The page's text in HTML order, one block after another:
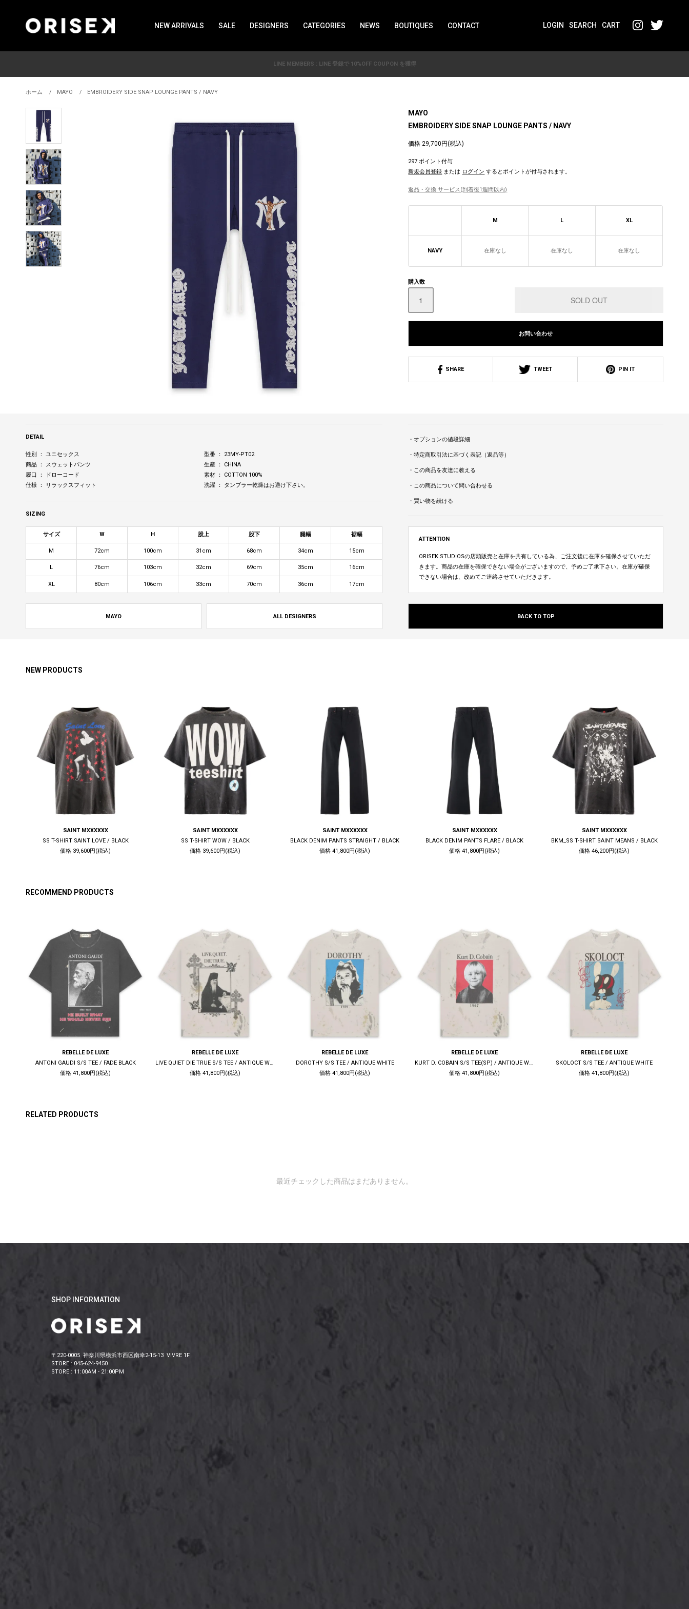
NEW ARRIVALS SALE DESIGNERS CATEGORIES NEWS BOUTIQUES CONTACT LOGIN SEARCH CART
LINE MEMBERS : LINE 登録で 10%OFF COUPON を獲得
ホーム MAYO EMBROIDERY SIDE SNAP LOUNGE PANTS / NAVY
MAYO
EMBROIDERY SIDE SNAP LOUNGE PANTS / NAVY
価格 29,700円(税込)
297 ポイント付与
新規会員登録 または ログイン するとポイントが付与されます。
返品・交換 サービス(到着後1週間以内)
M L XL
NAVY 在庫なし 在庫なし 在庫なし
購入数
お問い合わせ
SHARE TWEET PIN IT
DETAIL
性別 ： ユニセックス
商品 ： スウェットパンツ
履口 ： ドローコード
仕様 ： リラックスフィット
型番 ： 23MY-PT02
生産 ： CHINA
素材 ： COTTON 100%
洗濯 ： タンブラー乾燥はお避け下さい。
SIZING
サイズ W H 股上 股下 腿幅 裾幅
M 72cm 100cm 31cm 68cm 34cm 15cm
L 76cm 103cm 32cm 69cm 35cm 16cm
XL 80cm 106cm 33cm 70cm 36cm 17cm
MAYO ALL DESIGNERS
・オプションの値段詳細
・特定商取引法に基づく表記（返品等）
・この商品を友達に教える
・この商品について問い合わせる
・買い物を続ける
ATTENTION
ORISEK.STUDIOSの店頭販売と在庫を共有している為、ご注文後に在庫を確保させていただ
きます。商品の在庫を確保できない場合がございますので、予めご了承下さい。在庫が確保
できない場合は、改めてご連絡させていただきます。
BACK TO TOP
NEW PRODUCTS
SAINT MXXXXXX
SS T-SHIRT SAINT LOVE / BLACK
価格 39,600円(税込)
SAINT MXXXXXX
SS T-SHIRT WOW / BLACK
価格 39,600円(税込)
SAINT MXXXXXX
BLACK DENIM PANTS STRAIGHT / BLACK
価格 41,800円(税込)
SAINT MXXXXXX
BLACK DENIM PANTS FLARE / BLACK
価格 41,800円(税込)
SAINT MXXXXXX
BKM_SS T-SHIRT SAINT MEANS / BLACK
価格 46,200円(税込)
RECOMMEND PRODUCTS
REBELLE DE LUXE
ANTONI GAUDI S/S TEE / FADE BLACK
価格 41,800円(税込)
REBELLE DE LUXE
LIVE QUIET DIE TRUE S/S TEE / ANTIQUE WHITE
価格 41,800円(税込)
REBELLE DE LUXE
DOROTHY S/S TEE / ANTIQUE WHITE
価格 41,800円(税込)
REBELLE DE LUXE
KURT D. COBAIN S/S TEE(SP) / ANTIQUE WHITE
価格 41,800円(税込)
REBELLE DE LUXE
SKOLOCT S/S TEE / ANTIQUE WHITE
価格 41,800円(税込)
RELATED PRODUCTS
最近チェックした商品はまだありません。
SHOP INFORMATION
〒220-0005 神奈川県横浜市西区南幸2-15-13 VIVRE 1F
STORE : 045-624-9450
STORE : 11:00AM - 21:00PM